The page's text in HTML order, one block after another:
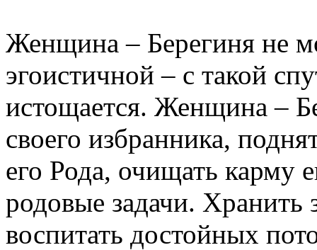
Женщина – Берегиня не
эгоистичной – с такой
истощается. Женщина –
своего избранника,
его Рода, очищать карму
родовые задачи. Хранить
воспитать достойных